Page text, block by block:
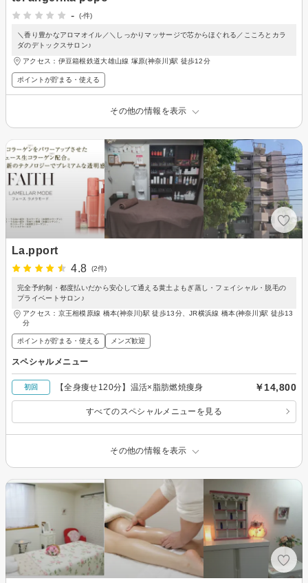
-
(-件)
＼香り豊かなアロマオイル／＼しっかりマッサージで芯からほぐれる／こころとカラ
ダのデトックスサロン♪
アクセス：伊豆箱根鉄道大雄山線 塚原(神奈川)駅 徒歩12分
ポイントが貯まる・使える
その他の情報を表示
La.pport
4.8
(2件)
完全予約制・都度払いだから安心して通える黄土よもぎ蒸し・フェイシャル・脱毛の
プライベートサロン♪
アクセス：京王相模原線 橋本(神奈川)駅 徒歩13分、JR横浜線 橋本(神奈川)駅 徒歩13
分
ポイントが貯まる・使える メンズ歓迎
スペシャルメニュー
初回 【全身痩せ120分】温活×脂肪燃焼痩身 ￥14,800
すべてのスペシャルメニューを見る
その他の情報を表示